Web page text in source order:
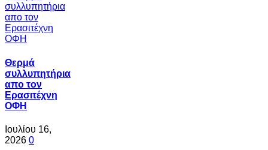
Θερμά
συλλυπητήρια
απο τον
Ερασιτέχνη
ΟΦΗ
Ιουλίου 16,
2026 0